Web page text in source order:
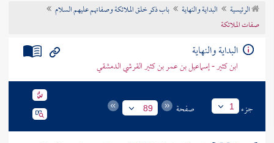
تراجم الأعلام
الرئيسية البداية والنهاية
باب ذكر خلق الملائكة وصفاتهم عليهم السلام
صفات الملائكة
البداية والنهاية
ابن كثير - إسماعيل بن عمر بن كثير القرشي الدمشقي
جزء 1 صفحة 89